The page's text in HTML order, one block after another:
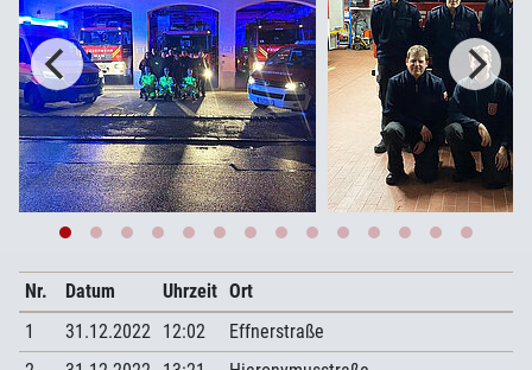
Nr. Datum Uhrzeit Ort
1
31.12.2022 12:02
Effnerstraße